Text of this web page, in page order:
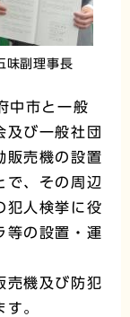
味副理事長
中市と一般
及び一般社団
販売機の設置
で、その周辺
犯人検挙に役
等の設置・運
売機及び防犯
。